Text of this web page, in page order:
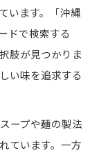
います。「沖縄
ドで検索する
肢が見つかりま
い味を追求する
ープや麺の製法
ています。一方